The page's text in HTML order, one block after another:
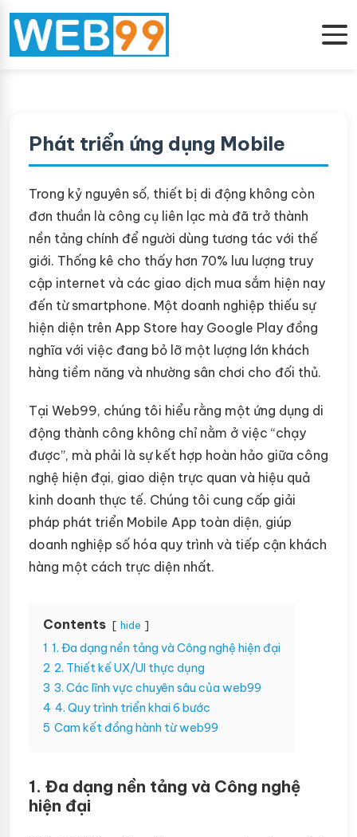
Phát triển ứng dụng Mobile
Trong kỷ nguyên số, thiết bị di động không còn
đơn thuần là công cụ liên lạc mà đã trở thành
nền tảng chính để người dùng tương tác với thế
giới. Thống kê cho thấy hơn 70% lưu lượng truy
cập internet và các giao dịch mua sắm hiện nay
đến từ smartphone. Một doanh nghiệp thiếu sự
hiện diện trên App Store hay Google Play đồng
nghĩa với việc đang bỏ lỡ một lượng lớn khách
hàng tiềm năng và nhường sân chơi cho đối thủ.
Tại Web99, chúng tôi hiểu rằng một ứng dụng di
động thành công không chỉ nằm ở việc “chạy
được”, mà phải là sự kết hợp hoàn hảo giữa công
nghệ hiện đại, giao diện trực quan và hiệu quả
kinh doanh thực tế. Chúng tôi cung cấp giải
pháp phát triển Mobile App toàn diện, giúp
doanh nghiệp số hóa quy trình và tiếp cận khách
hàng một cách trực diện nhất.
Contents hide
1 1. Đa dạng nền tảng và Công nghệ hiện đại
2 2. Thiết kế UX/UI thực dụng
3 3. Các lĩnh vực chuyên sâu của web99
4 4. Quy trình triển khai 6 bước
5 Cam kết đồng hành từ web99
1. Đa dạng nền tảng và Công nghệ
hiện đại